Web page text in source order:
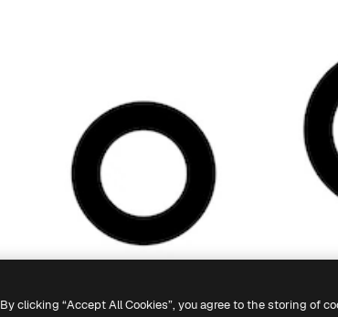
By clicking “Accept All Cookies”, you agree to the storing of